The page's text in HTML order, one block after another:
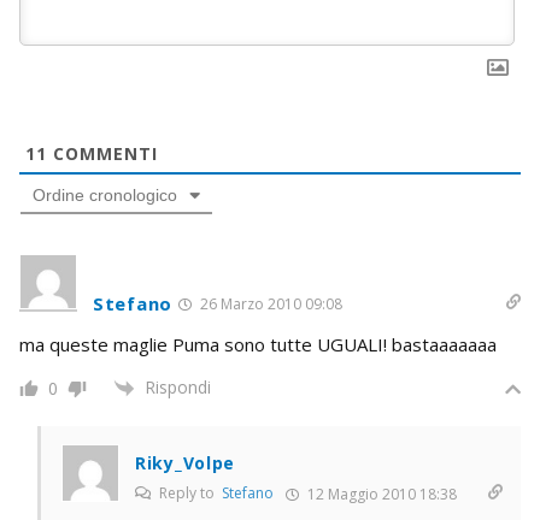
11 COMMENTI
Ordine cronologico
Stefano 26 Marzo 2010 09:08
ma queste maglie Puma sono tutte UGUALI! bastaaaaaaa
0 Rispondi
Riky_Volpe
Reply to Stefano 12 Maggio 2010 18:38